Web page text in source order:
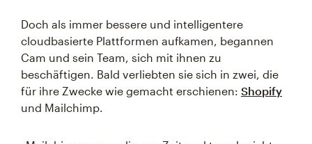
Doch als immer bessere und intelligentere
cloudbasierte Plattformen aufkamen, begannen
Cam und sein Team, sich mit ihnen zu
beschäftigen. Bald verliebten sie sich in zwei, die
für ihre Zwecke wie gemacht erschienen: Shopify
und Mailchimp.